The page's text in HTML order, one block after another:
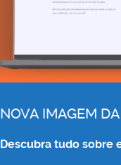
NOVA IMAGEM
Descubra tudo sobre